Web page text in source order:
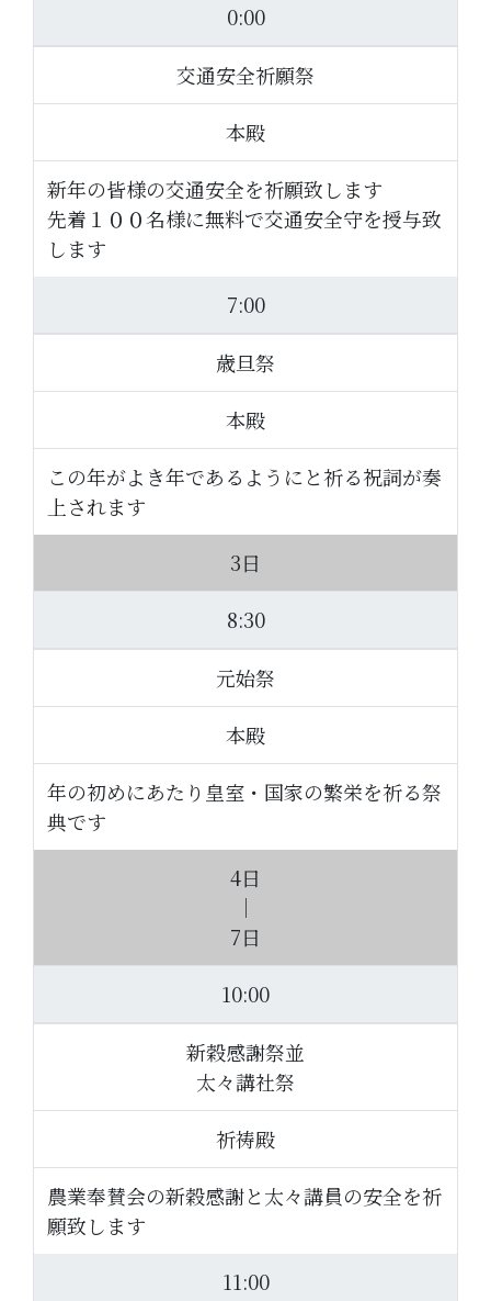
0:00
交通安全祈願祭
本殿
新年の皆様の交通安全を祈願致します
先着１００名様に無料で交通安全守を授与致
します
7:00
歳旦祭
本殿
この年がよき年であるようにと祈る祝詞が奏
上されます
3日
8:30
元始祭
本殿
年の初めにあたり皇室・国家の繁栄を祈る祭
典です
4日
｜
7日
10:00
新穀感謝祭並
太々講社祭
祈祷殿
農業奉賛会の新穀感謝と太々講員の安全を祈
願致します
11:00